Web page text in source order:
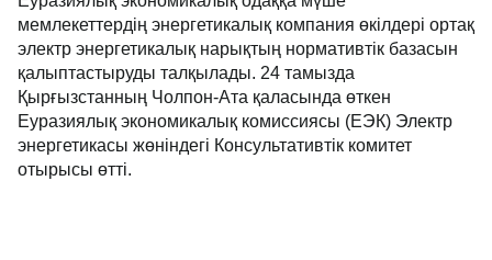
мемлекеттердің энергетикалық компания өкілдері ортақ
электр энергетикалық нарықтың нормативтік базасын
қалыптастыруды талқылады. 24 тамызда
Қырғызстанның Чолпон-Ата қаласында өткен
Еуразиялық экономикалық комиссиясы (ЕЭК) Электр
энергетикасы жөніндегі Консультативтік комитет
отырысы өтті.